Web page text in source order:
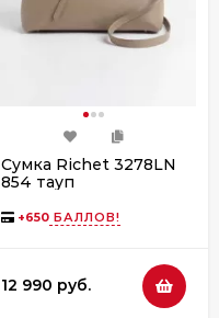
Сумка Richet 3278LN
854 тауп
+650 БАЛЛОВ!
12 990 руб.